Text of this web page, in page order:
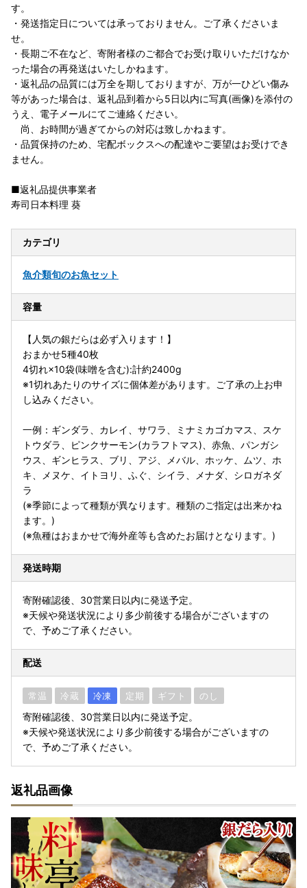
す。
・発送指定日については承っておりません。ご了承くださいま
せ。
・長期ご不在など、寄附者様のご都合でお受け取りいただけなか
った場合の再発送はいたしかねます。
・返礼品の品質には万全を期しておりますが、万が一ひどい傷み
等があった場合は、返礼品到着から5日以内に写真(画像)を添付の
うえ、電子メールにてご連絡ください。
尚、お時間が過ぎてからの対応は致しかねます。
・品質保持のため、宅配ボックスへの配達やご要望はお受けでき
ません。
■返礼品提供事業者
寿司日本料理 葵
カテゴリ
魚介類旬のお魚セット
容量
【人気の銀だらは必ず入ります！】
おまかせ5種40枚
4切れ×10袋(味噌を含む):計約2400g
※1切れあたりのサイズに個体差があります。ご了承の上お申
し込みください。
一例：ギンダラ、カレイ、サワラ、ミナミカゴカマス、スケ
トウダラ、ピンクサーモン(カラフトマス)、赤魚、パンガシ
ウス、ギンヒラス、ブリ、アジ、メバル、ホッケ、ムツ、ホ
キ、メヌケ、イトヨリ、ふぐ、シイラ、メナダ、シロガネダ
ラ
(※季節によって種類が異なります。種類のご指定は出来かね
ます。)
(※魚種はおまかせで海外産等も含めたお届けとなります。)
発送時期
寄附確認後、30営業日以内に発送予定。
※天候や発送状況により多少前後する場合がございますの
で、予めご了承ください。
配送
常温 冷蔵 冷凍 定期 ギフト のし
寄附確認後、30営業日以内に発送予定。
※天候や発送状況により多少前後する場合がございますの
で、予めご了承ください。
返礼品画像